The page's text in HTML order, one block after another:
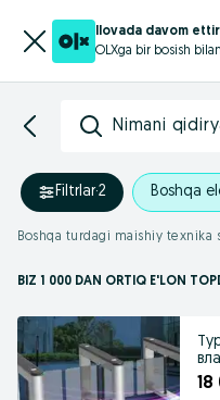
Ilovada davom
OLXga bir bosish
Nimani
Filtrlar·2 Boshqa
BIZ 1 000 DAN ORTIQ E'LON
18